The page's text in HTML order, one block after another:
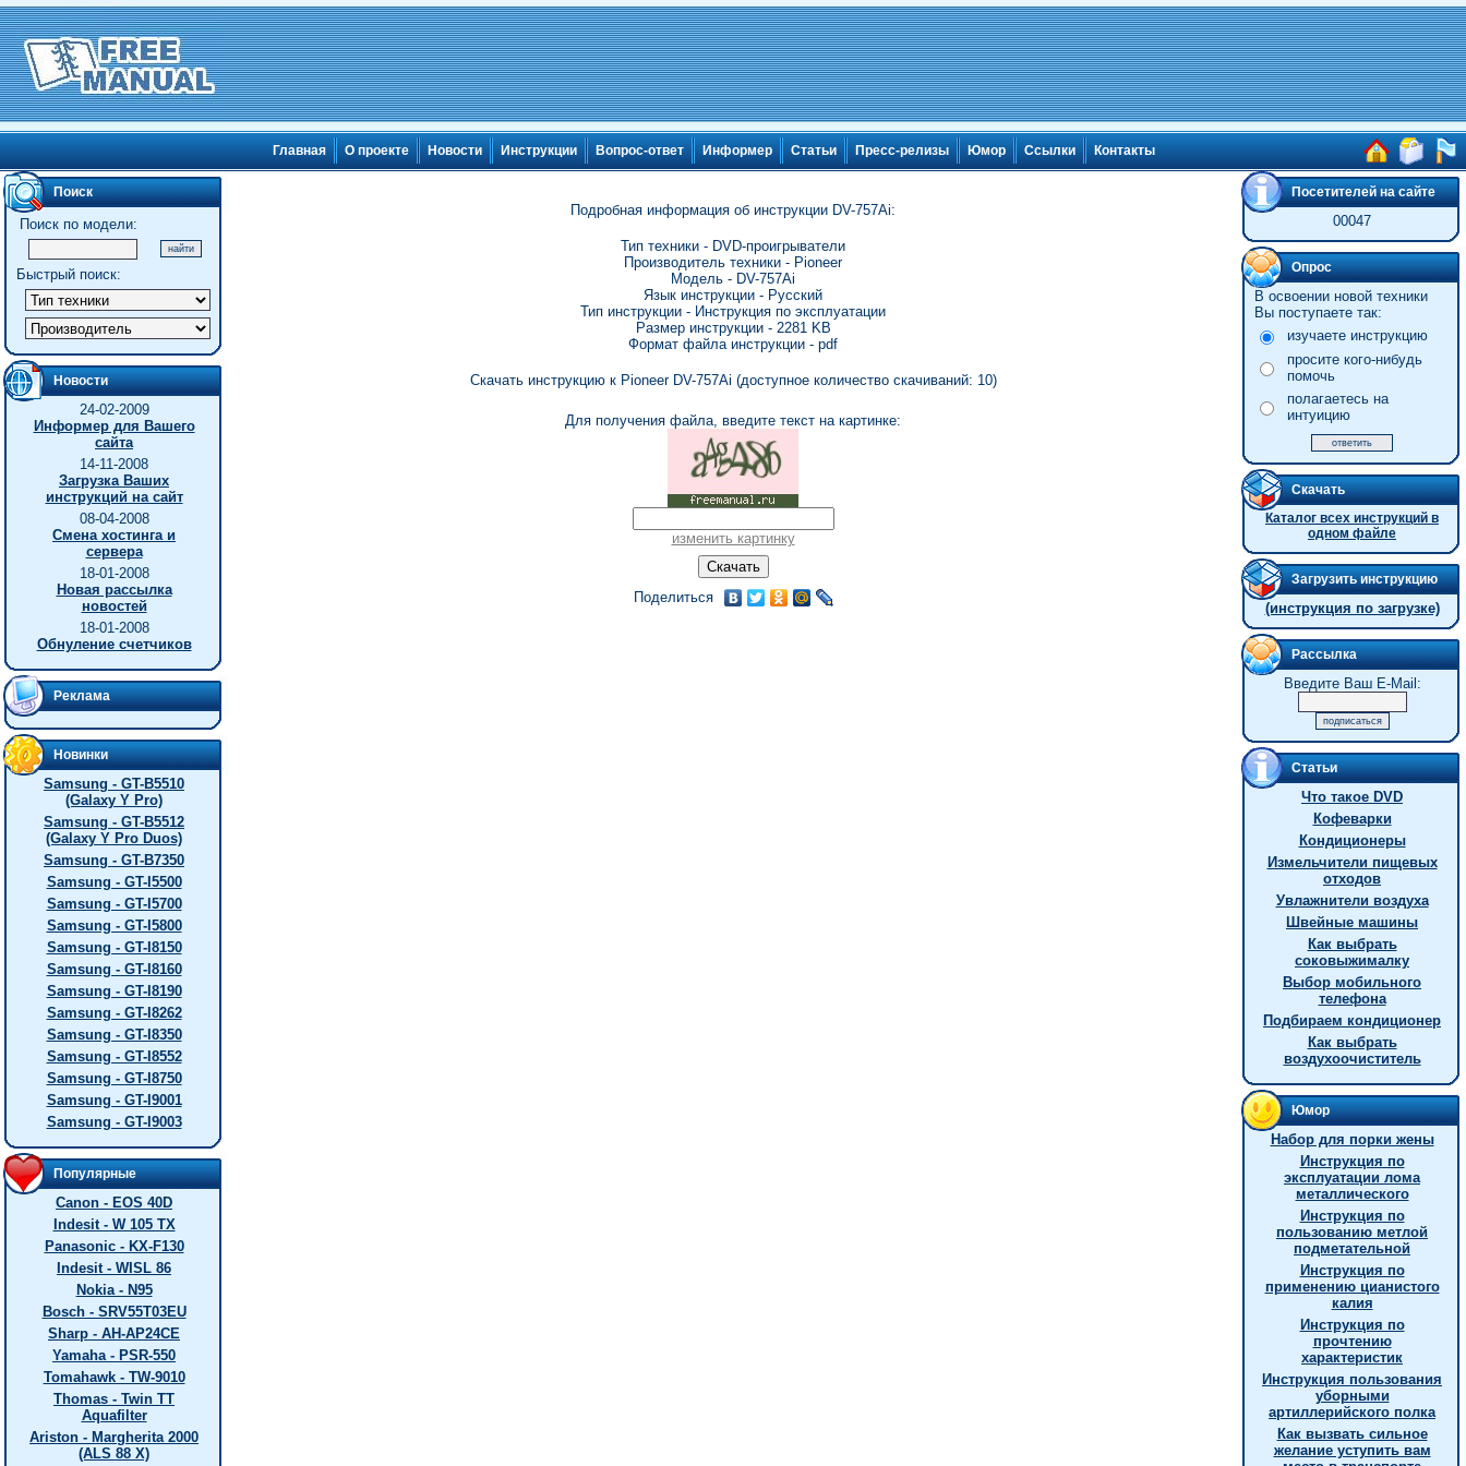
Главная О проекте Новости Инструкции Вопрос-ответ Информер Статьи Пресс-релизы Юмор Ссылки Контакты
Поиск
Поиск по модели:
Быстрый поиск:
Новости
24-02-2009
Информер для Вашего
сайта
14-11-2008
Загрузка Ваших
инструкций на сайт
08-04-2008
Смена хостинга и
сервера
18-01-2008
Новая рассылка
новостей
18-01-2008
Обнуление счетчиков
Реклама
Новинки
Samsung - GT-B5510
(Galaxy Y Pro)
Samsung - GT-B5512
(Galaxy Y Pro Duos)
Samsung - GT-B7350
Samsung - GT-I5500
Samsung - GT-I5700
Samsung - GT-I5800
Samsung - GT-I8150
Samsung - GT-I8160
Samsung - GT-I8190
Samsung - GT-I8262
Samsung - GT-I8350
Samsung - GT-I8552
Samsung - GT-I8750
Samsung - GT-I9001
Samsung - GT-I9003
Популярные
Canon - EOS 40D
Indesit - W 105 TX
Panasonic - KX-F130
Indesit - WISL 86
Nokia - N95
Bosch - SRV55T03EU
Sharp - AH-AP24CE
Yamaha - PSR-550
Tomahawk - TW-9010
Thomas - Twin TT
Aquafilter
Ariston - Margherita 2000
(ALS 88 X)
Подробная информация об инструкции DV-757Ai:
Тип техники - DVD-проигрыватели
Производитель техники - Pioneer
Модель - DV-757Ai
Язык инструкции - Русский
Тип инструкции - Инструкция по эксплуатации
Размер инструкции - 2281 KB
Формат файла инструкции - pdf
Скачать инструкцию к Pioneer DV-757Ai (доступное количество скачиваний: 10)
Для получения файла, введите текст на картинке:
изменить картинку
Поделиться
Посетителей на сайте
00047
Опрос
В освоении новой техники
Вы поступаете так:
изучаете инструкцию
просите кого-нибудь
помочь
полагаетесь на
интуицию
Скачать
Каталог всех инструкций в
одном файле
Загрузить инструкцию
(инструкция по загрузке)
Рассылка
Введите Ваш E-Mail:
Статьи
Что такое DVD
Кофеварки
Кондиционеры
Измельчители пищевых
отходов
Увлажнители воздуха
Швейные машины
Как выбрать
соковыжималку
Выбор мобильного
телефона
Подбираем кондиционер
Как выбрать
воздухоочиститель
Юмор
Hабор для порки жены
Инструкция по
эксплуатации лома
металлического
Инструкция по
пользованию метлой
подметательной
Инстpукция по
пpименению цианистого
калия
Инструкция по
прочтению
характеристик
Инструкция пользования
уборными
артиллерийского полка
Как вызвать сильное
желание уступить вам